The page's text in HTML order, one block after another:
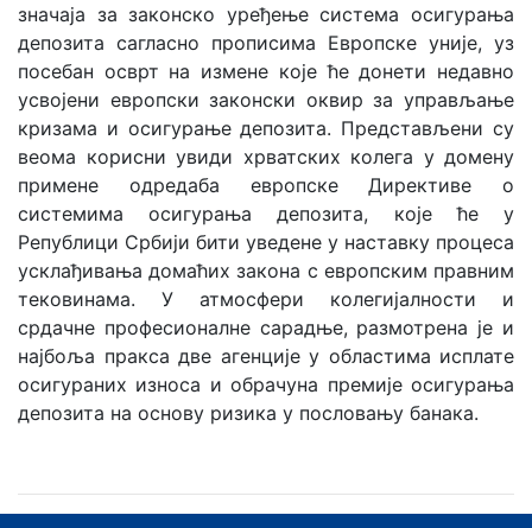
значаја за законско уређење система осигурања
депозита сагласно прописима Европске уније, уз
посебан осврт на измене које ће донети недавно
усвојени европски законски оквир за управљање
кризама и осигурање депозита. Представљени су
веома корисни увиди хрватских колега у домену
примене одредаба европске Директиве о
системима осигурања депозита, које ће у
Републици Србији бити уведене у наставку процеса
усклађивања домаћих закона с европским правним
тековинама. У атмосфери колегијалности и
срдачне професионалне сарадње, размотрена је и
најбоља пракса две агенције у областима исплате
осигураних износа и обрачуна премије осигурања
депозита на основу ризика у пословању банака.